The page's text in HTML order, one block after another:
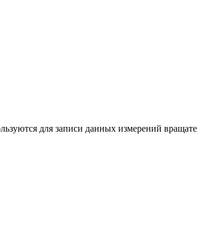
для записи данных измерений